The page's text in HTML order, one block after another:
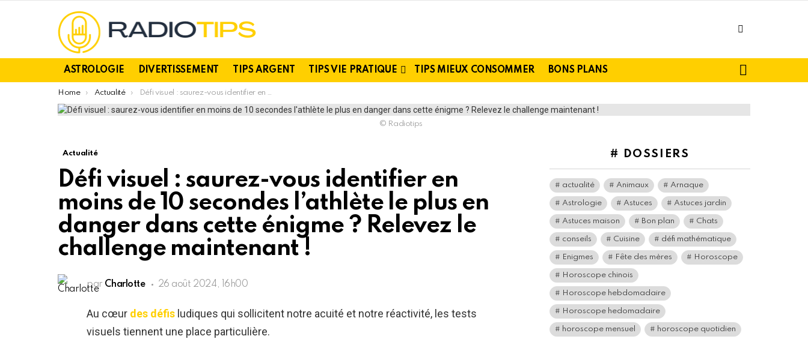
ASTROLOGIE DIVERTISSEMENT TIPS ARGENT TIPS VIE PRATIQUE TIPS MIEUX CONSOMMER BONS PLANS
You are here:
Home Actualité Défi visuel : saurez-vous identifier en moins de 10 secondes l’athlète le plus en danger dans cette énigme ? Relevez le challenge maintenant !
© Radiotips
Actualité
Défi visuel : saurez-vous identifier en
moins de 10 secondes l’athlète le plus en
danger dans cette énigme ? Relevez le
challenge maintenant !
par Charlotte 26 août 2024, 16h00
Au cœur des défis ludiques qui sollicitent notre acuité et notre réactivité, les tests
visuels tiennent une place particulière.
# DOSSIERS
actualité Animaux Arnaque
Astrologie Astuces Astuces jardin
Astuces maison Bon plan Chats
conseils Cuisine défi mathématique
Enigmes Fête des mères Horoscope
Horoscope chinois
Horoscope hebdomadaire
Horoscope hedomadaire
horoscope mensuel horoscope quotidien